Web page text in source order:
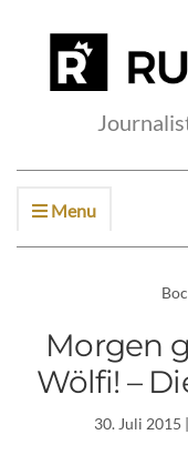
Menu
Morgen
Wölfi! –
30. Juli 2015